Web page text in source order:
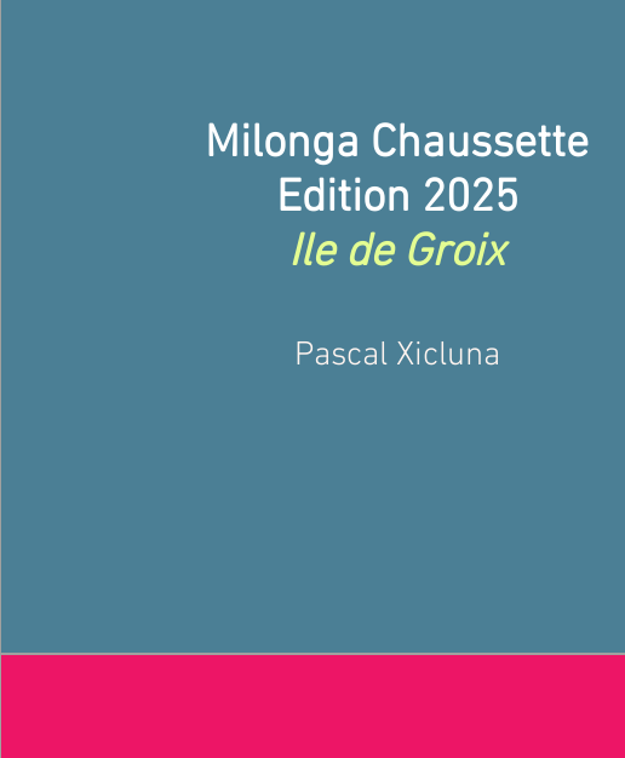
Milonga Chaussette
Edition 2025
Ile de Groix
Pascal Xicluna